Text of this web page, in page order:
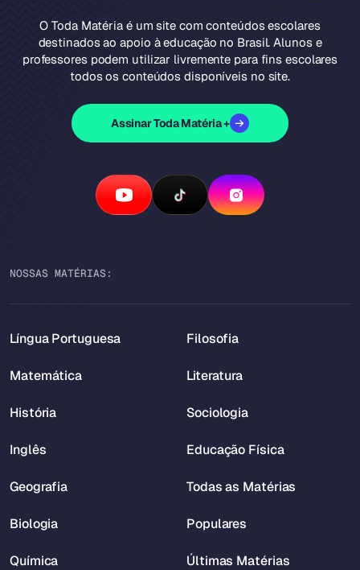
O Toda Matéria é um site com conteúdos escolares
destinados ao apoio à educação no Brasil. Alunos e
professores podem utilizar livremente para fins escolares
todos os conteúdos disponíveis no site.
Assinar Toda Matéria +
NOSSAS MATÉRIAS:
Língua Portuguesa
Matemática
História
Inglês
Geografia
Biologia
Química
Filosofia
Literatura
Sociologia
Educação Física
Todas as Matérias
Populares
Últimas Matérias